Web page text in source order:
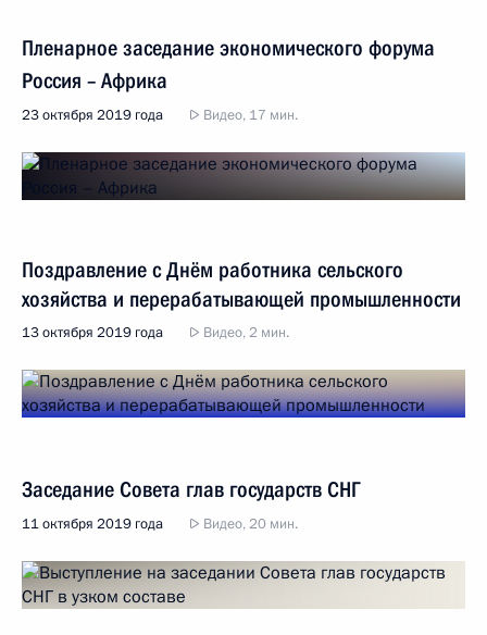
Пленарное заседание экономического форума
Россия – Африка
23 октября 2019 года Видео, 17 мин.
Поздравление с Днём работника сельского
хозяйства и перерабатывающей промышленности
13 октября 2019 года Видео, 2 мин.
Заседание Совета глав государств СНГ
11 октября 2019 года Видео, 20 мин.